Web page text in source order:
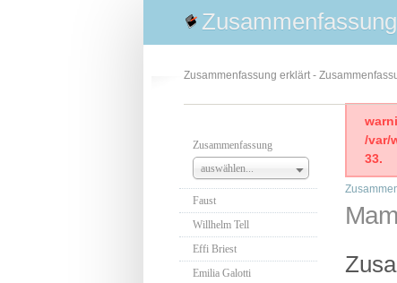
Zusammenfassung
Zusammenfassung erklärt -
Zusammenfassung
auswählen...
Faust
Willhelm Tell
Effi Briest
Emilia Galotti
/var/
33.